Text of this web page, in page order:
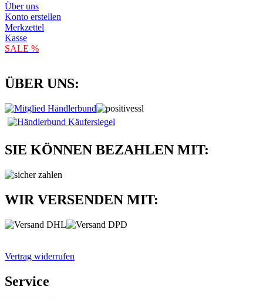
Über uns
Konto erstellen
Merkzettel
Kasse
SALE %
ÜBER UNS:
SIE KÖNNEN BEZAHLEN MIT:
WIR VERSENDEN MIT:
Vertrag widerrufen
Service